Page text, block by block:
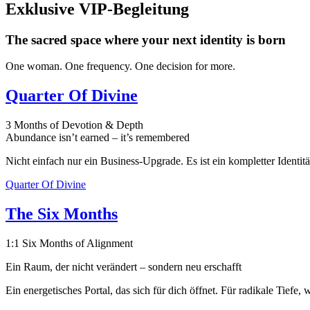
Exklusive VIP-Begleitung
The sacred space where your next identity is born
One woman. One frequency. One decision for more.
Quarter Of Divine
3 Months of Devotion & Depth
Abundance isn’t earned – it’s remembered
Nicht einfach nur ein Business-Upgrade. Es ist ein kompletter
Quarter Of Divine
The Six Months
1:1 Six Months of Alignment
Ein Raum, der nicht verändert – sondern neu erschafft
Ein energetisches Portal, das sich für dich öffnet. Für radikale Tiefe,